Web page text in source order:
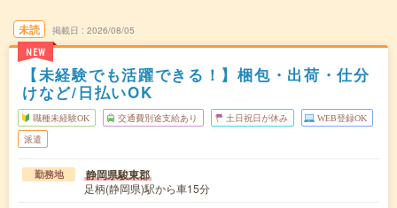
未読
NEW
掲載日 2026/08/05
【未経験でも活躍できる！】梱包・出荷・仕分
けなど/日払いOK
職種未経験OK 交通費別途支給あり 土日祝日が休み WEB登録OK
派遣
勤務地 静岡県駿東郡
足柄(静岡県)駅から車15分